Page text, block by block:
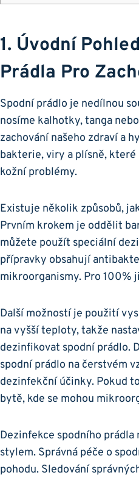
1. Úvodní
Prádla Pro
Spodní prádlo je nedílnou
nosíme kalhotky, tanga
zachování našeho zdraví a
bakterie, viry a plísně, které
kožní problémy.
Existuje několik způsobů,
Prvním krokem je oddělit
můžete použít speciální
přípravky obsahují
mikroorganismy. Pro 100%
Další možností je použití
na vyšší teploty, takže
dezinfikovat spodní prádlo.
spodní prádlo na čerstvém
dezinfekční účinky. Pokud
bytě, kde se mohou
Dezinfekce spodního
stylem. Správná péče o
pohodu. Sledování